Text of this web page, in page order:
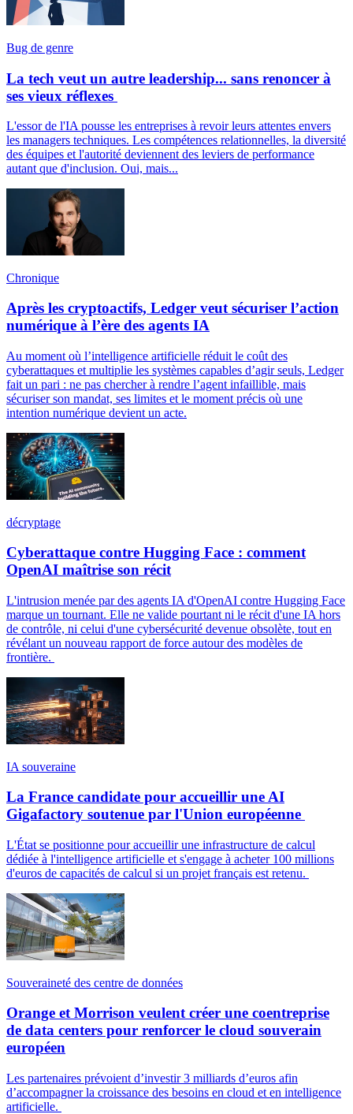
Bug de genre
La tech veut un autre leadership... sans renoncer à
ses vieux réflexes
L'essor de l'IA pousse les entreprises à revoir leurs attentes envers
les managers techniques. Les compétences relationnelles, la diversité
des équipes et l'autorité deviennent des leviers de performance
autant que d'inclusion. Oui, mais...
Chronique
Après les cryptoactifs, Ledger veut sécuriser l’action
numérique à l’ère des agents IA
Au moment où l’intelligence artificielle réduit le coût des
cyberattaques et multiplie les systèmes capables d’agir seuls, Ledger
fait un pari : ne pas chercher à rendre l’agent infaillible, mais
sécuriser son mandat, ses limites et le moment précis où une
intention numérique devient un acte.
décryptage
Cyberattaque contre Hugging Face : comment
OpenAI maîtrise son récit
L'intrusion menée par des agents IA d'OpenAI contre Hugging Face
marque un tournant. Elle ne valide pourtant ni le récit d'une IA hors
de contrôle, ni celui d'une cybersécurité devenue obsolète, tout en
révélant un nouveau rapport de force autour des modèles de
frontière.
IA souveraine
La France candidate pour accueillir une AI
Gigafactory soutenue par l'Union européenne
L'État se positionne pour accueillir une infrastructure de calcul
dédiée à l'intelligence artificielle et s'engage à acheter 100 millions
d'euros de capacités de calcul si un projet français est retenu.
Souveraineté des centre de données
Orange et Morrison veulent créer une coentreprise
de data centers pour renforcer le cloud souverain
européen
Les partenaires prévoient d’investir 3 milliards d’euros afin
d’accompagner la croissance des besoins en cloud et en intelligence
artificielle.